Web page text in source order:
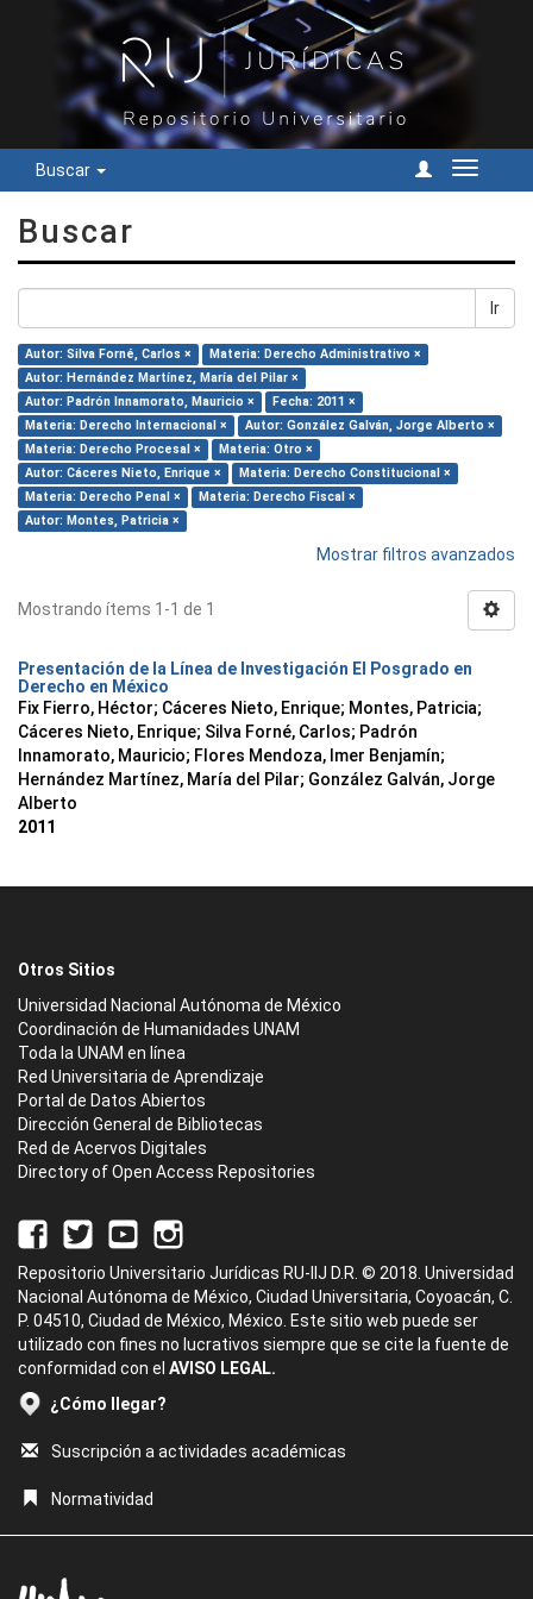
Buscar
Cambiar
Buscar
Ir
Autor: Silva Forné, Carlos ×
Materia: Derecho Administrativo ×
Autor: Hernández Martínez, María del Pilar ×
Autor: Padrón Innamorato, Mauricio ×
Fecha: 2011 ×
Materia: Derecho Internacional ×
Autor: González Galván, Jorge Alberto ×
Materia: Derecho Procesal ×
Materia: Otro ×
Autor: Cáceres Nieto, Enrique ×
Materia: Derecho Constitucional ×
Materia: Derecho Penal ×
Materia: Derecho Fiscal ×
Autor: Montes, Patricia ×
Mostrar filtros avanzados
Mostrando ítems 1-1 de 1
Presentación de la Línea de Investigación El Posgrado en
Derecho en México
Fix Fierro, Héctor; Cáceres Nieto, Enrique; Montes, Patricia;
Cáceres Nieto, Enrique; Silva Forné, Carlos; Padrón
Innamorato, Mauricio; Flores Mendoza, Imer Benjamín;
Hernández Martínez, María del Pilar; González Galván, Jorge
Alberto
2011
Otros Sitios
Universidad Nacional Autónoma de México
Coordinación de Humanidades UNAM
Toda la UNAM en línea
Red Universitaria de Aprendizaje
Portal de Datos Abiertos
Dirección General de Bibliotecas
Red de Acervos Digitales
Directory of Open Access Repositories
Repositorio Universitario Jurídicas RU-IIJ D.R. © 2018. Universidad
Nacional Autónoma de México, Ciudad Universitaria, Coyoacán, C.
P. 04510, Ciudad de México, México. Este sitio web puede ser
utilizado con fines no lucrativos siempre que se cite la fuente de
conformidad con el AVISO LEGAL.
¿Cómo llegar?
Suscripción a actividades académicas
Normatividad